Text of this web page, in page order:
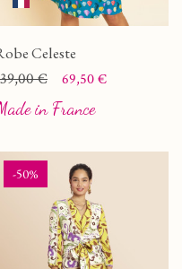
Celeste
de base
€ 69,50 €
in France
-50%